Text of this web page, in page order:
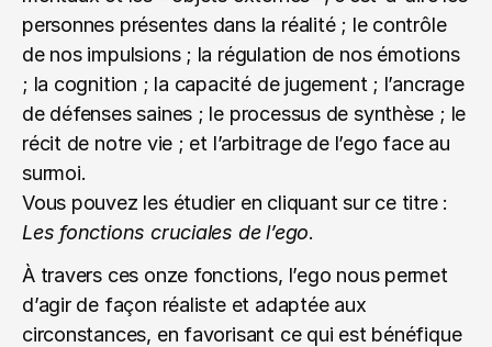
personnes présentes dans la réalité ; le contrôle
de nos impulsions ; la régulation de nos émotions
; la cognition ; la capacité de jugement ; l’ancrage
de défenses saines ; le processus de synthèse ; le
récit de notre vie ; et l’arbitrage de l’ego face au
surmoi.
Les fonctions cruciales de l’ego.
À travers ces onze fonctions, l’ego nous permet
d’agir de façon réaliste et adaptée aux
circonstances, en favorisant ce qui est bénéfique